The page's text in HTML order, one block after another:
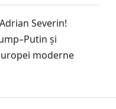
Severin!
și
moderne